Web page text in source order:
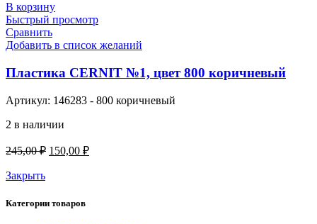
В корзину
Быстрый просмотр
Сравнить
Добавить в список желаний
Пластика CERNIT №1, цвет 800 коричневый
Артикул: 146283 - 800 коричневый
2 в наличии
245,00₽ Первоначальная
150,00 ₽Текущая
Закрыть
Категории товаров